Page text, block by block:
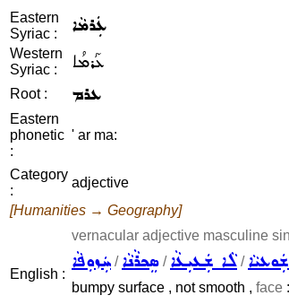
Eastern
Syriac :
ܥܲܪܡܵܐ
Western
Syriac :
ܥܰܪܡܳܐ
Root : ܥܪܡ
Eastern
phonetic
:
' ar ma:
Category
:
adjective
[Humanities → Geography]
English :
vernacular adjective masculine
ܚܲܙܘܼܦܵܐ /ܣܸܟܪܵܢܵܐ /ܠܵܐ ܫܲܥܝܼܥܵܐ /
bumpy surface , not smooth , face